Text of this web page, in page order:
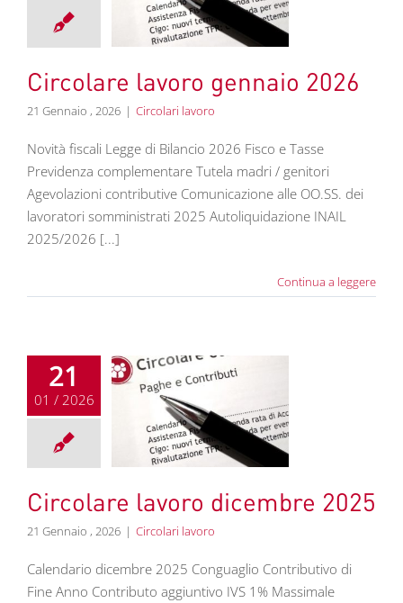
lavoro
Circolare lavoro gennaio 2026
21 Gennaio , 2026 | Circolari lavoro
Novità fiscali Legge di Bilancio 2026 Fisco e Tasse
Previdenza complementare Tutela madri / genitori
Agevolazioni contributive Comunicazione alle OO.SS. dei
lavoratori somministrati 2025 Autoliquidazione INAIL
2025/2026 [...]
Continua a leggere
21
01 / 2026
lavoro
lavoro
Circolare lavoro dicembre 2025
21 Gennaio , 2026 | Circolari lavoro
Calendario dicembre 2025 Conguaglio Contributivo di
Fine Anno Contributo aggiuntivo IVS 1% Massimale